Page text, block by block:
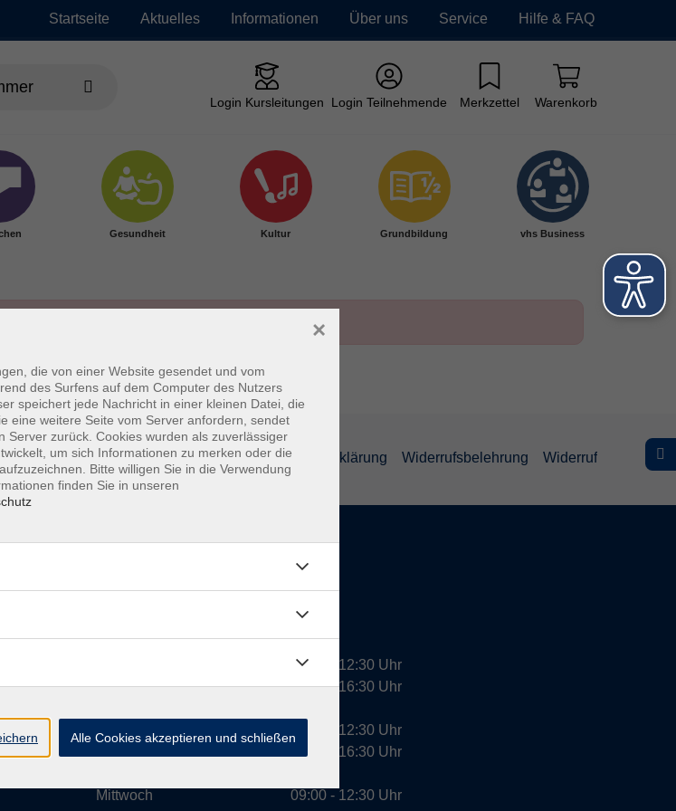
Startseite Aktuelles Informationen Über uns Service Hilfe & FAQ
Login Kursleitungen Login Teilnehmende Merkzettel Warenkorb
Gesundheit Kultur Grundbildung vhs Business
AGBs Datenschutzerklärung Barrierefreiheitserklärung Widerrufsbelehrung Widerruf
Dienstag
Mittwoch
09:00 - 12:30 Uhr
13:00 - 16:30 Uhr
10:00 - 12:30 Uhr
13:00 - 16:30 Uhr
09:00 - 12:30 Uhr
die von einer Website gesendet und vom
des Surfens auf dem Computer des Nutzers
speichert jede Nachricht in einer kleinen Datei, die
eine weitere Seite vom Server anfordern, sendet
Server zurück. Cookies wurden als zuverlässiger
um sich Informationen zu merken oder die
Bitte willigen Sie in die Verwendung
finden Sie in unseren
×
Alle Cookies akzeptieren und schließen